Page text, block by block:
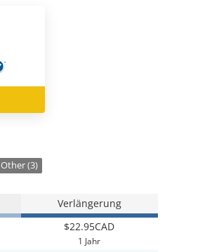
Other (3)
Verlängerung
$22.95CAD
1 Jahr